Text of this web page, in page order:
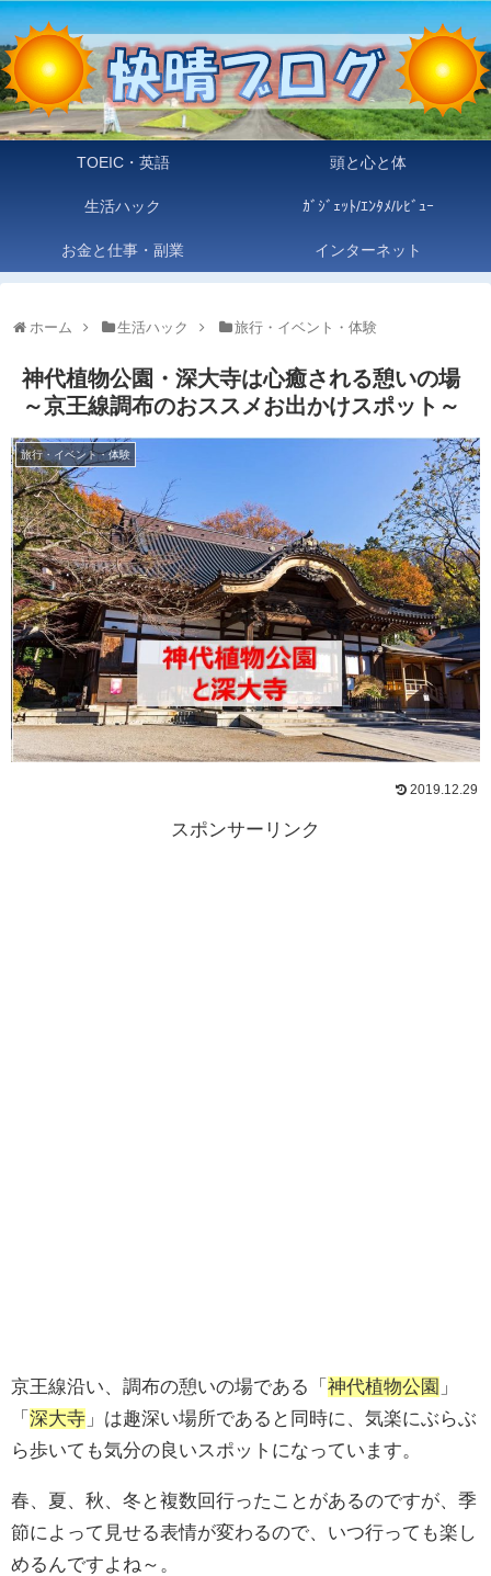
TOEIC・英語 頭と心と体
生活ハック ｶﾞｼﾞｪｯﾄ/ｴﾝﾀﾒ/ﾚﾋﾞｭｰ
お金と仕事・副業 インターネット
ホーム 生活ハック 旅行・イベント・体験
神代植物公園・深大寺は心癒される憩いの場
～京王線調布のおススメお出かけスポット～
旅行・イベント・体験
2019.12.29
スポンサーリンク
京王線沿い、調布の憩いの場である「 神代植物公園 」
「 深大寺 」は趣深い場所であると同時に、気楽にぶらぶ
ら歩いても気分の良いスポットになっています。
春、夏、秋、冬と複数回行ったことがあるのですが、季
節によって見せる表情が変わるので、いつ行っても楽し
めるんですよね～。